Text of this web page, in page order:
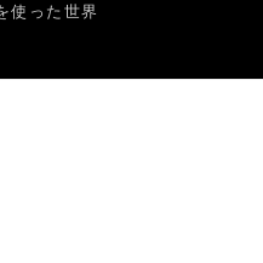
使った世界